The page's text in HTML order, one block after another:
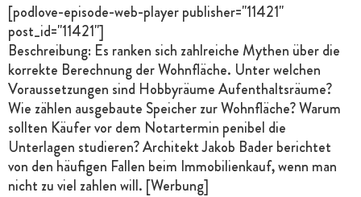
[podlove-episode-web-player publisher="11421"
post_id="11421"]
Beschreibung: Es ranken sich zahlreiche Mythen über die
korrekte Berechnung der Wohnfläche. Unter welchen
Voraussetzungen sind Hobbyräume Aufenthaltsräume?
Wie zählen ausgebaute Speicher zur Wohnfläche? Warum
sollten Käufer vor dem Notartermin penibel die
Unterlagen studieren? Architekt Jakob Bader berichtet
von den häufigen Fallen beim Immobilienkauf, wenn man
nicht zu viel zahlen will. [Werbung]